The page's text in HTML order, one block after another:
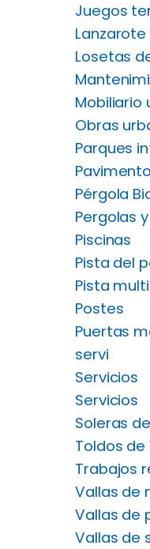
Juegos
Lanzarote
Losetas
Mobiliario
Obras
Parques
Pérgola
Pergolas
Piscinas
Pista del
Pista
Postes
Puertas
servi
Servicios
Servicios
Soleras
Toldos de
Trabajos
Vallas de
Vallas de
Vallas de